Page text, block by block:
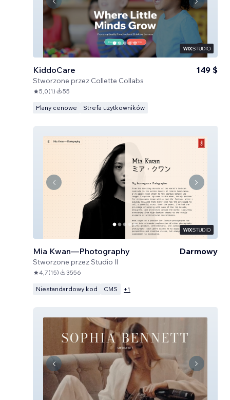
KiddoCare
Stworzone przez Collette Collabs
149 $
5,0(1) 55
Plany cenowe Strefa użytkowników
Mia Kwan—Photography
Stworzone przezStudio Il
Darmowy
4,7(15) 3556
Niestandardowy kod CMS +1